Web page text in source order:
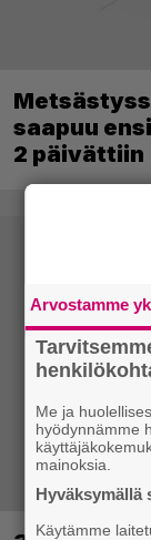
saapuu
2 päivättiin
Arvostamme
Me ja
hyödynnämme
mainoksia.
Hyväksymällä
Käytämme